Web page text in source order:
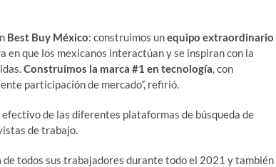
Best Buy México: construimos unequipo extraordinario
en que los mexicanos interactúan y se inspiran con la
Construimos la marca #1 en tecnología, con
participación de mercado”, refirió.
efectivo de las diferentes plataformas de búsqueda de
de trabajo.
de todos sus trabajadores durante todo el 2021 y también